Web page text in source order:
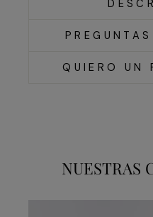
QUIERO UN
NUESTRAS